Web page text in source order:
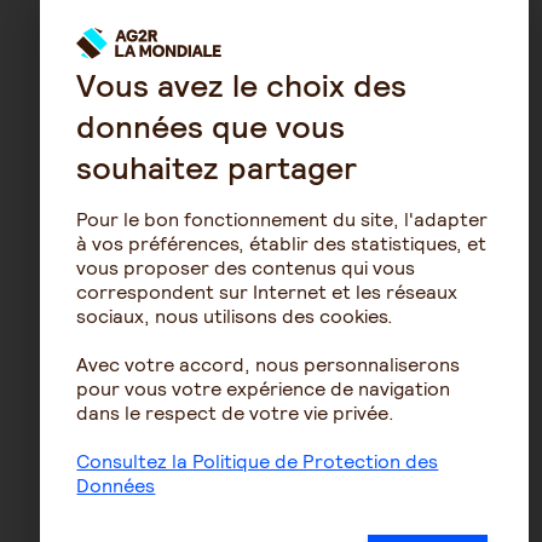
Dirigez-vous vers l'Espace Client
Etape 2
sélectionnez votre profil et
complétez vos données
Etape 3
Saisissez votre numéro de
échéant)
Vous avez le choix des
données que vous
souhaitez partager
Pour le bon fonctionnement du site, l'adapter
à vos préférences, établir des statistiques, et
vous proposer des contenus qui vous
correspondent sur Internet et les réseaux
sociaux, nous utilisons des cookies.
Avec votre accord, nous personnaliserons
pour vous votre expérience de navigation
dans le respect de votre vie privée.
Consultez la Politique de Protection des
Données